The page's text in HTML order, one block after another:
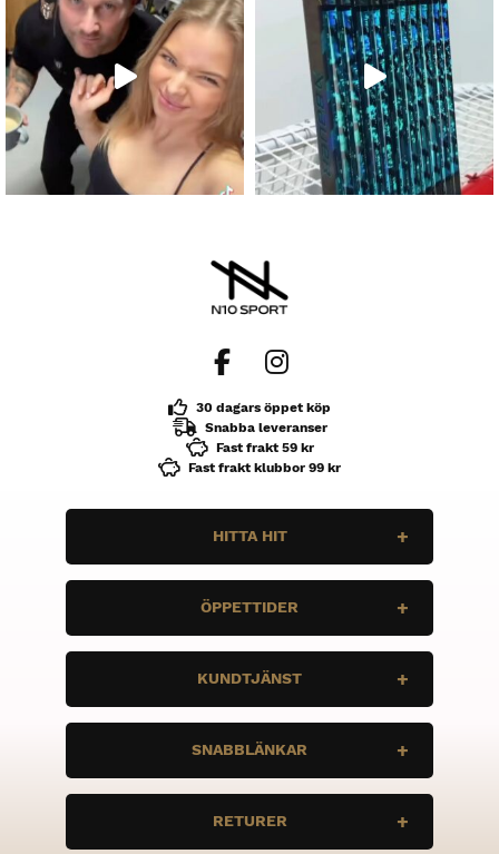
30 dagars öppet köp
Snabba leveranser
Fast frakt 59 kr
Fast frakt klubbor 99 kr
HITTA HIT
735 37 Surahammar
ÖPPETTIDER
Ons
STÄNGT
Lör
STÄNGT
KUNDTJÄNST
grejer. Är det några frågor, tveka inte att
höra av dig.
info@n10sport.se
SNABBLÄNKAR
RETURER